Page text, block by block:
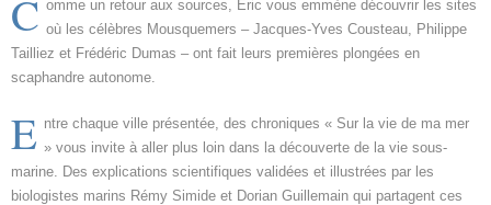
C omme un retour aux sources, Éric vous emmène découvrir les sites
où les célèbres Mousquemers – Jacques-Yves Cousteau, Philippe
Tailliez et Frédéric Dumas – ont fait leurs premières plongées en
scaphandre autonome.
E ntre chaque ville présentée, des chroniques « Sur la vie de ma mer
» vous invite à aller plus loin dans la découverte de la vie sous-
marine. Des explications scientifiques validées et illustrées par les
biologistes marins Rémy Simide et Dorian Guillemain qui partagent ces